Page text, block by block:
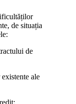
de situația
de
ale